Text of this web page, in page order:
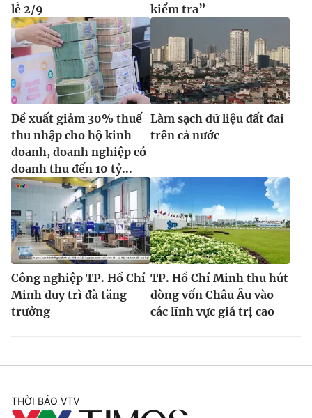
lễ 2/9
kiểm tra”
Đề xuất giảm 30% thuế
thu nhập cho hộ kinh
doanh, doanh nghiệp có
doanh thu đến 10 tỷ...
Làm sạch dữ liệu đất đai
trên cả nước
Công nghiệp TP. Hồ Chí
Minh duy trì đà tăng
trưởng
TP. Hồ Chí Minh thu hút
dòng vốn Châu Âu vào
các lĩnh vực giá trị cao
THỜI BÁO VTV